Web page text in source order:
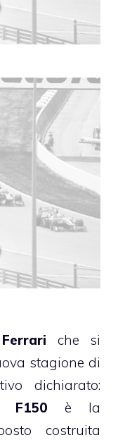
Ferrari che si
stagione di
dichiarato:
F150è la
costruita